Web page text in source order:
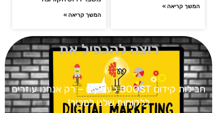
המשך קריאה »
המשך קריאה »
רוצה להכפיל את
חבילות קידום BOOST
לעסקים – רק אנחנו עוזרים
ללקוחות שלנו למכור!